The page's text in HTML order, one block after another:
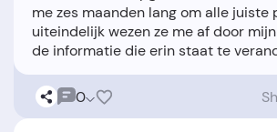
me zes maanden lang om alle juiste
uiteindelijk wezen ze me af door
0